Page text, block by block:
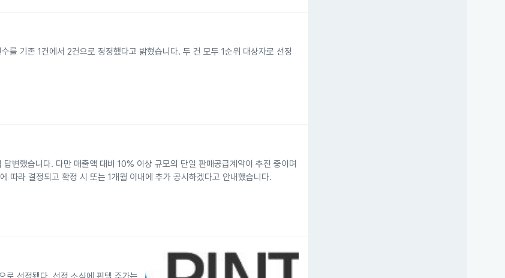
를 기존 1건에서 2건으로 정정했다고 밝혔습니다. 두 건 모두 1순위 대상자로 선정
변했습니다. 다만 매출액 대비 10% 이상 규모의 단일 판매공급계약이 추진 중이며
따라 결정되고 확정 시 또는 1개월 이내에 추가 공시하겠다고 안내했습니다.